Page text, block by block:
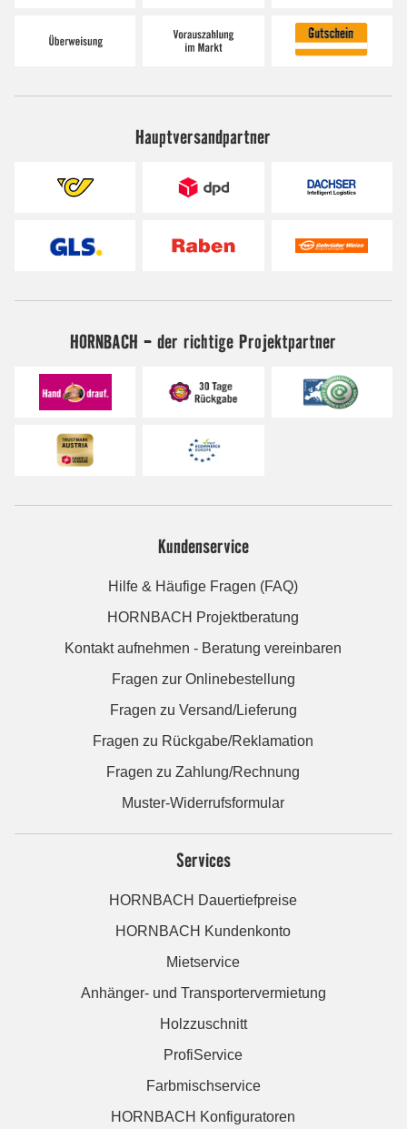
Hauptversandpartner
HORNBACH - der richtige Projektpartner
Kundenservice
Hilfe & Häufige Fragen (FAQ)
HORNBACH Projektberatung
Kontakt aufnehmen - Beratung vereinbaren
Fragen zur Onlinebestellung
Fragen zu Versand/Lieferung
Fragen zu Rückgabe/Reklamation
Fragen zu Zahlung/Rechnung
Muster-Widerrufsformular
Services
HORNBACH Dauertiefpreise
HORNBACH Kundenkonto
Mietservice
Anhänger- und Transportervermietung
Holzzuschnitt
ProfiService
Farbmischservice
HORNBACH Konfiguratoren